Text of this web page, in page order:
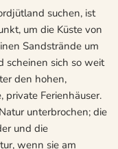
suchen, ist
um die Küste von
Sandstrände um
scheinen sich so weit
den hohen,
Ferienhäuser.
unterbrochen; die
und die
wenn sie am